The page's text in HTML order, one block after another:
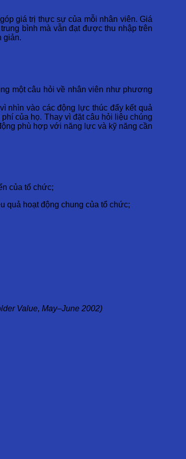
giá trị thực sự của mỗi nhân viên. Giá
bình mà vẫn đạt được thu nhập trên
giản.
một câu hỏi về nhân viên như phương
nhìn vào các động lực thúc đẩy kết quả
của họ. Thay vì đặt câu hỏi liệu chúng
phù hợp với năng lực và kỹ năng cần
của tổ chức;
quả hoạt động chung của tổ chức;
Value, May–June 2002)